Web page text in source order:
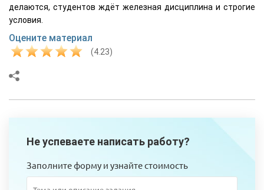
делаются, студентов ждёт железная дисциплина и строгие
условия.
Оцените материал
(4.23)
Не успеваете написать работу?
Заполните форму и узнайте стоимость